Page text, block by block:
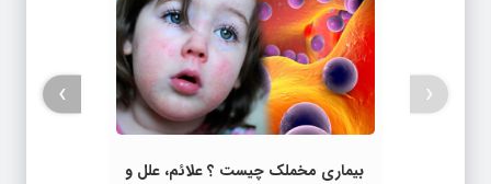
بیماری مخملک چیست ؟ علائم، علل و
‹
›